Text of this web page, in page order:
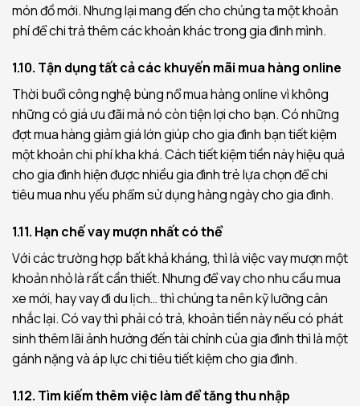
món đồ mới. Nhưng lại mang đến cho chúng ta một khoản
phí để chi trả thêm các khoản khác trong gia đình mình.
1.10. Tận dụng tất cả các khuyến mãi mua hàng online
Thời buổi công nghệ bùng nổ mua hàng online vì không
những có giá ưu đãi mà nó còn tiện lợi cho bạn. Có những
đợt mua hàng giảm giá lớn giúp cho gia đình bạn tiết kiệm
một khoản chi phí kha khá. Cách tiết kiệm tiền này hiệu quả
cho gia đình hiện được nhiều gia đình trẻ lựa chọn để chi
tiêu mua nhu yếu phẩm sử dụng hàng ngày cho gia đình.
1.11. Hạn chế vay mượn nhất có thể
Với các trường hợp bất khả kháng, thì là việc vay mượn một
khoản nhỏ là rất cần thiết. Nhưng để vay cho nhu cầu mua
xe mới, hay vay đi du lịch… thì chúng ta nên kỹ lưỡng cân
nhắc lại. Có vay thì phải có trả, khoản tiền này nếu có phát
sinh thêm lãi ảnh hưởng đến tài chính của gia đình thì là một
gánh nặng và áp lực chi tiêu tiết kiệm cho gia đình.
1.12. Tìm kiếm thêm việc làm để tăng thu nhập